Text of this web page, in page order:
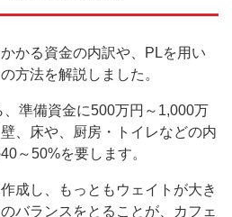
かる資金の内訳や、PLを用い
方法を解説しました。
準備資金に500万円～1,000万
、床や、厨房・トイレなどの内
～50%を要します。
成し、もっともウェイトが大き
バランスをとることが、カフェ